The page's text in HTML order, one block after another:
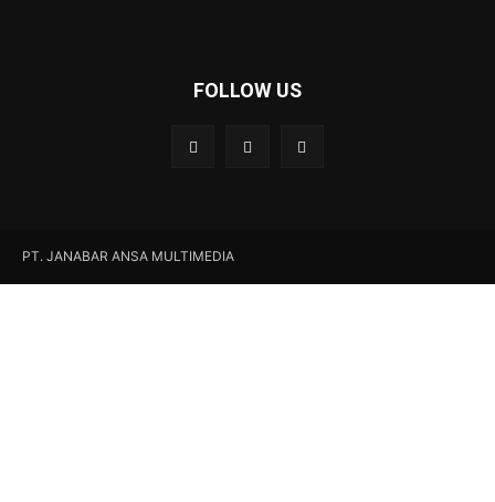
FOLLOW US
PT. JANABAR ANSA MULTIMEDIA